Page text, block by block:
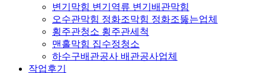
변기막힘 변기역류 변기배관막힘
오수관막힘 정화조막힘 정화조뚫는업체
횡주관청소 횡주관세척
맨홀막힘 집수정청소
하수구배관공사 배관공사업체
작업후기